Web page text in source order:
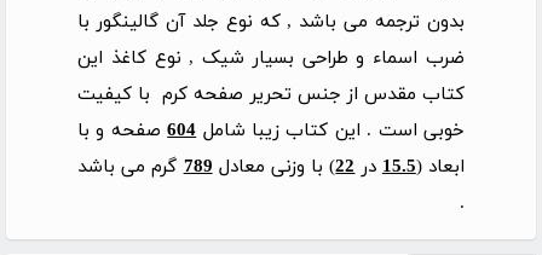
بدون ترجمه می باشد , که نوع جلد آن گالینگور با
ضرب اسماء و طراحی بسیار شیک , نوع کاغذ این
کتاب مقدس از جنس تحریر صفحه کرم با کیفیت
خوبی است . این کتاب زیبا شامل604صفحه و با
ابعاد (15.5در22) با وزنی معادل789گرم می باشد
.